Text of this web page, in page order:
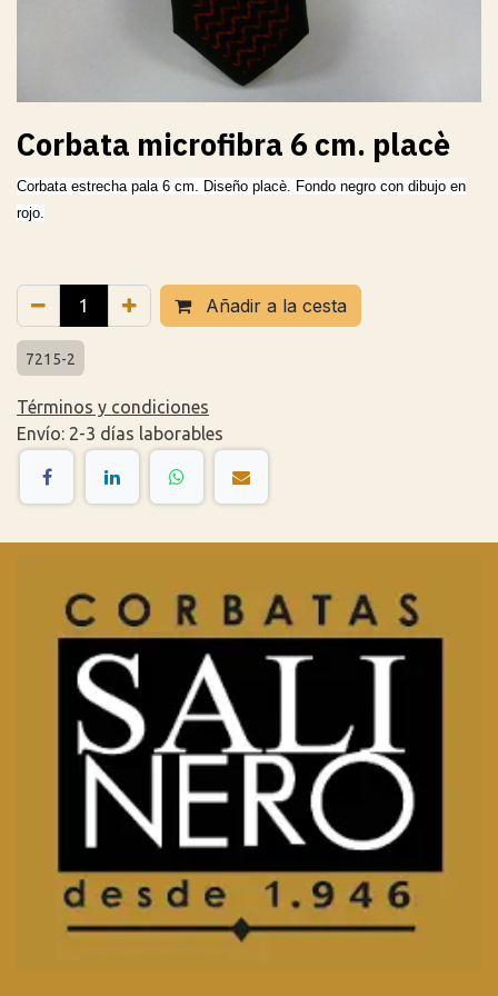
Corbata microfibra 6 cm. placè
Corbata estrecha pala 6 cm. Diseño placè. Fondo negro con dibujo en
rojo.
Añadir a la cesta
7215-2
Términos y condiciones
Envío: 2-3 días laborables